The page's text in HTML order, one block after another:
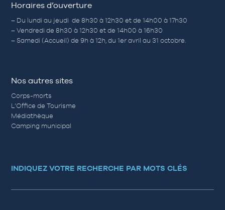
Horaires d’ouverture
– Du lundi au jeudi de 8h30 à 12h30 et de 14h00 à 17h30
– Vendredi de 8h30 à 12h30 et de 14h00 à 16h30
– Samedi (Accueil) de 9h à 12h, du 1er avril au 31 octobre.
Nos autres sites
Corps-morts
L’Office de Tourisme
Médiathèque
Camping municipal
INDIQUEZ VOTRE RECHERCHE PAR MOTS CLÉS